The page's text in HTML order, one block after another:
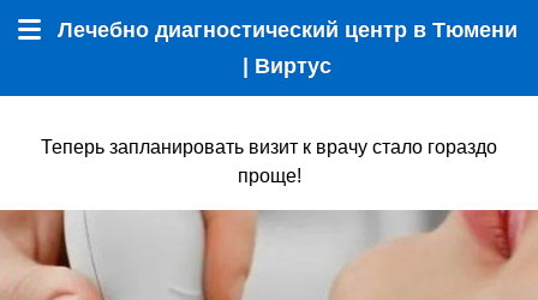
Лечебно диагностический центр в Тюмени
| Виртус
Теперь запланировать визит к врачу стало гораздо
проще!